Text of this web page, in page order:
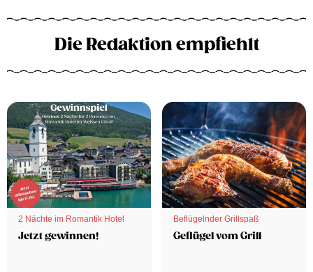
Die Redaktion empfiehlt
2 Nächte im Romantik Hotel
Jetzt gewinnen!
Beflügelnder Grillspaß
Geflügel vom Grill